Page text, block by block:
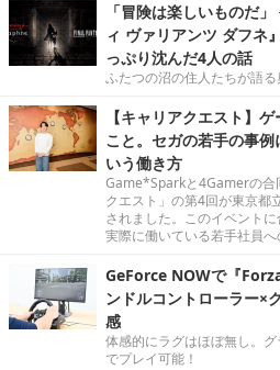
「冒険は楽しいものだ
ィ ヴァリアンツ ダフネ
っぷり沈んだ4人の話
ふたつの沼の住人たちが語る
【キャリアクエスト】
こと。セガの若手の事
いう働き方
Game*Sparkと4Gamerの合
クエスト」の第4回が東京都
されました。このイベント
実際に働いている若手社員へ
GeForce NOWで『
ンドルコントローラー×
感
体感的にラグはほぼ無し。
でプレイ可能！